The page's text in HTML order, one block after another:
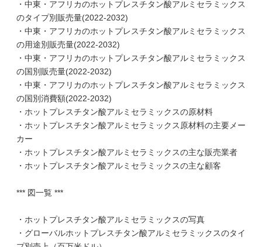
・中東・アフリカのホットプレスチタン酸アルミセラミックス
のタイプ別販売量(2022-2032)
・中東・アフリカのホットプレスチタン酸アルミセラミックス
の用途別販売量(2022-2032)
・中東・アフリカのホットプレスチタン酸アルミセラミックス
の国別販売量(2022-2032)
・中東・アフリカのホットプレスチタン酸アルミセラミックス
の国別消費額(2022-2032)
・ホットプレスチタン酸アルミセラミックスの原材料
・ホットプレスチタン酸アルミセラミックス原材料の主要メー
カー
・ホットプレスチタン酸アルミセラミックスの主な販売業者
・ホットプレスチタン酸アルミセラミックスの主な顧客
*** 図一覧 ***
・ホットプレスチタン酸アルミセラミックスの写真
・グローバルホットプレスチタン酸アルミセラミックスのタイ